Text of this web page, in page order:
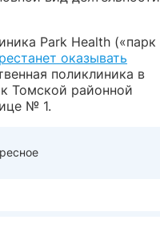
Park Health («парк
оказывать
поликлиника в
Томской районной
№ 1.